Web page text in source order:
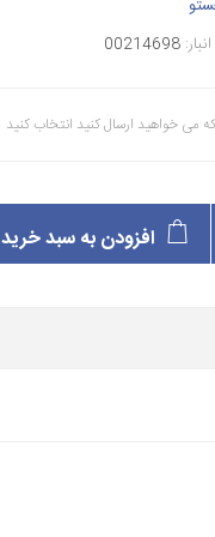
00214698
می خواهید ارسال کنید انتخاب کنید
افزودن به سبد خرید